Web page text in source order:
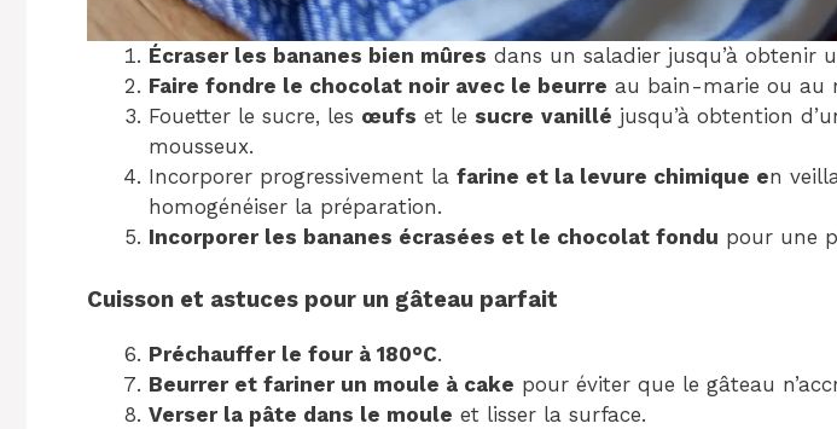
Écraser les bananes bien mûres dans un saladier jusqu’à obtenir
Faire fondre le chocolat noir avec le beurre au bain-marie ou au
Fouetter le sucre, les œufs et le sucre vanillé jusqu’à obtention
mousseux.
Incorporer progressivement la farine et la levure chimique en
homogénéiser la préparation.
Incorporer les bananes écrasées et le chocolat fondu pour une
Cuisson et astuces pour un gâteau parfait
Préchauffer le four à 180°C.
Beurrer et fariner un moule à cake pour éviter que le gâteau
Verser la pâte dans le moule et lisser la surface.